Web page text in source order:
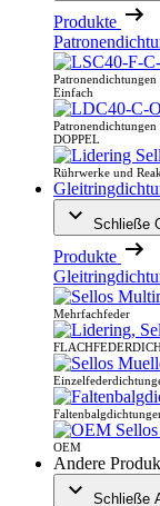
Produkte
Patronendichtungen
Einfach
Patronendichtungen
DOPPEL
Rührwerke und
Schließe
Produkte
Mehrfachfeder
OEM
Andere
Schließe